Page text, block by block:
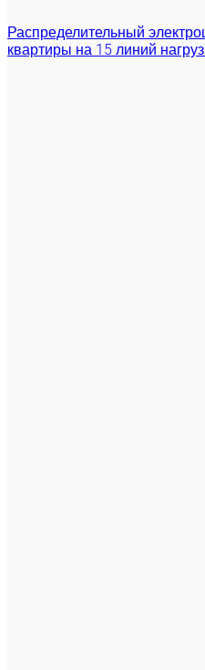
Распределительный
квартиры на 15 линий